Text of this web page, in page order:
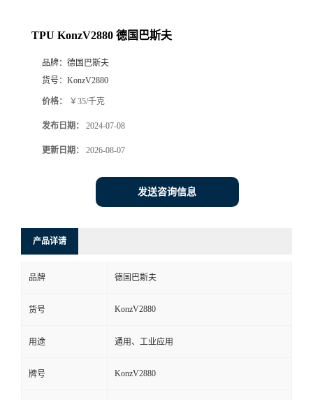
TPU KonzV2880 德国巴斯夫
品牌： 德国巴斯夫
货号： KonzV2880
价格： ￥35/千克
发布日期： 2024-07-08
更新日期： 2026-08-07
发送咨询信息
产品详请
品牌 德国巴斯夫
货号 KonzV2880
用途 通用、工业应用
牌号 KonzV2880